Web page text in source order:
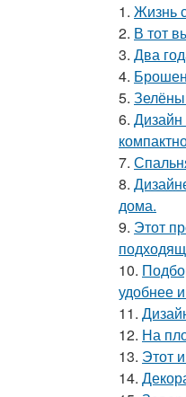
1. Жизнь
2. В тот
3. Два
4.
5.
6. Дизайн
7.
8.
дома.
9. Этот
10.
удобнее
11.
12. На
13. Этот
14.